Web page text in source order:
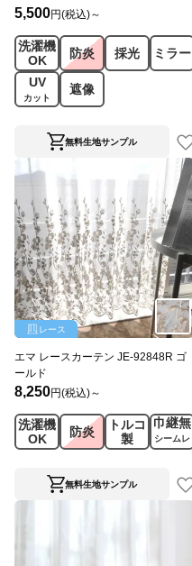
5,500円(税込)～
洗濯機
OK
防炎 採光
ミラー
UV
カット
遮像
無料生地サンプル
レース
エマ レースカーテン JE-92848R ゴ
ールド
8,250円(税込)～
洗濯機
OK
防炎
トルコ
製
巾継無
シームレ
ス
無料生地サンプル